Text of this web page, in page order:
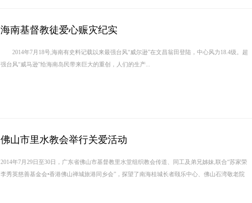
海南基督教徒爱心赈灾纪实
2014年7月18号,海南有史料记载以来最强台风“威尔逊”在文昌翁田登陆，中心风力18.4级。超
强台风“威马逊”给海南岛民带来巨大的重创，人们的生产...
佛山市里水教会举行关爱活动
2014年7月29日至30日，广东省佛山市基督教里水堂组织教会传道、同工及弟兄姊妹,联合“苏家荣
李秀英慈善基金会•香港佛山禅城旅港同乡会”，探望了南海桂城长者颐乐中心、佛山石湾敬老院